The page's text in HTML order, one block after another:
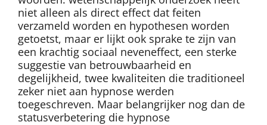
niet alleen als direct effect dat feiten
verzameld worden en hypothesen worden
getoetst, maar er lijkt ook sprake te zijn van
een krachtig sociaal neveneffect, een sterke
suggestie van betrouwbaarheid en
degelijkheid, twee kwaliteiten die traditioneel
zeker niet aan hypnose werden
toegeschreven. Maar belangrijker nog dan de
statusverbetering die hypnose